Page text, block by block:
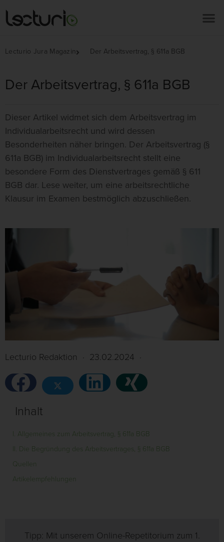
Lecturio Jura Magazin Der Arbeitsvertrag, § 611a BGB
Der Arbeitsvertrag, § 611a BGB
Dieser Artikel widmet sich dem Arbeitsvertrag im
Individualarbeitsrecht und wird dessen
Besonderheiten näher bringen. Der Arbeitsvertrag (§
611a BGB) im Individualarbeitsrecht stellt eine
besondere Form des Dienstvertrages gemäß § 611
BGB dar. Lese weiter, um eine arbeitsrechtliche
Klausur im Examen bestmöglich abzuschließen.
Lecturio Redaktion · 23.02.2024 ·
Inhalt
I. Allgemeines zum Arbeitsvertrag, § 611a BGB
II. Die Begründung des Arbeitsvertrages, § 611a BGB
Quellen
Artikelempfehlungen
Tipp: Mit unserem Online-Repetitorium zum 1.